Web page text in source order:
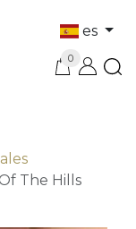
es
0
The Hills